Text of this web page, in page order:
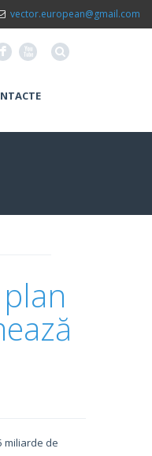
vector.european@gmail.com
F X
miliarde de